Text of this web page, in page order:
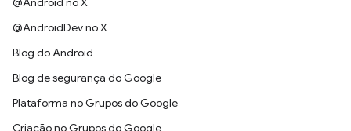
@AndroidDev no X
Blog do Android
Blog de segurança do Google
Plataforma no Grupos do Google
Criação no Grupos do Google